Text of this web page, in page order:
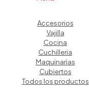
Accesorios
Vajilla
Cocina
Cuchilleria
Maquinarias
Cubiertos
Todos los productos